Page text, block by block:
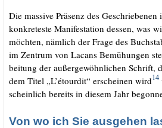
Die mas­si­ve Prä­senz des
kon­kre­tes­te Mani­fes­ta­ti­on des­sen, was
möch­ten, näm­lich der Fra­ge des
im Zen­trum von Lacans Bemü­hun­gen
bei­tung der außer­ge­wöhn­li­chen Schrift,
dem Titel „L’étourdit“ erschei­nen wird14
schein­lich bereits in die­sem Jahr
Von wo ich Sie ausgehen